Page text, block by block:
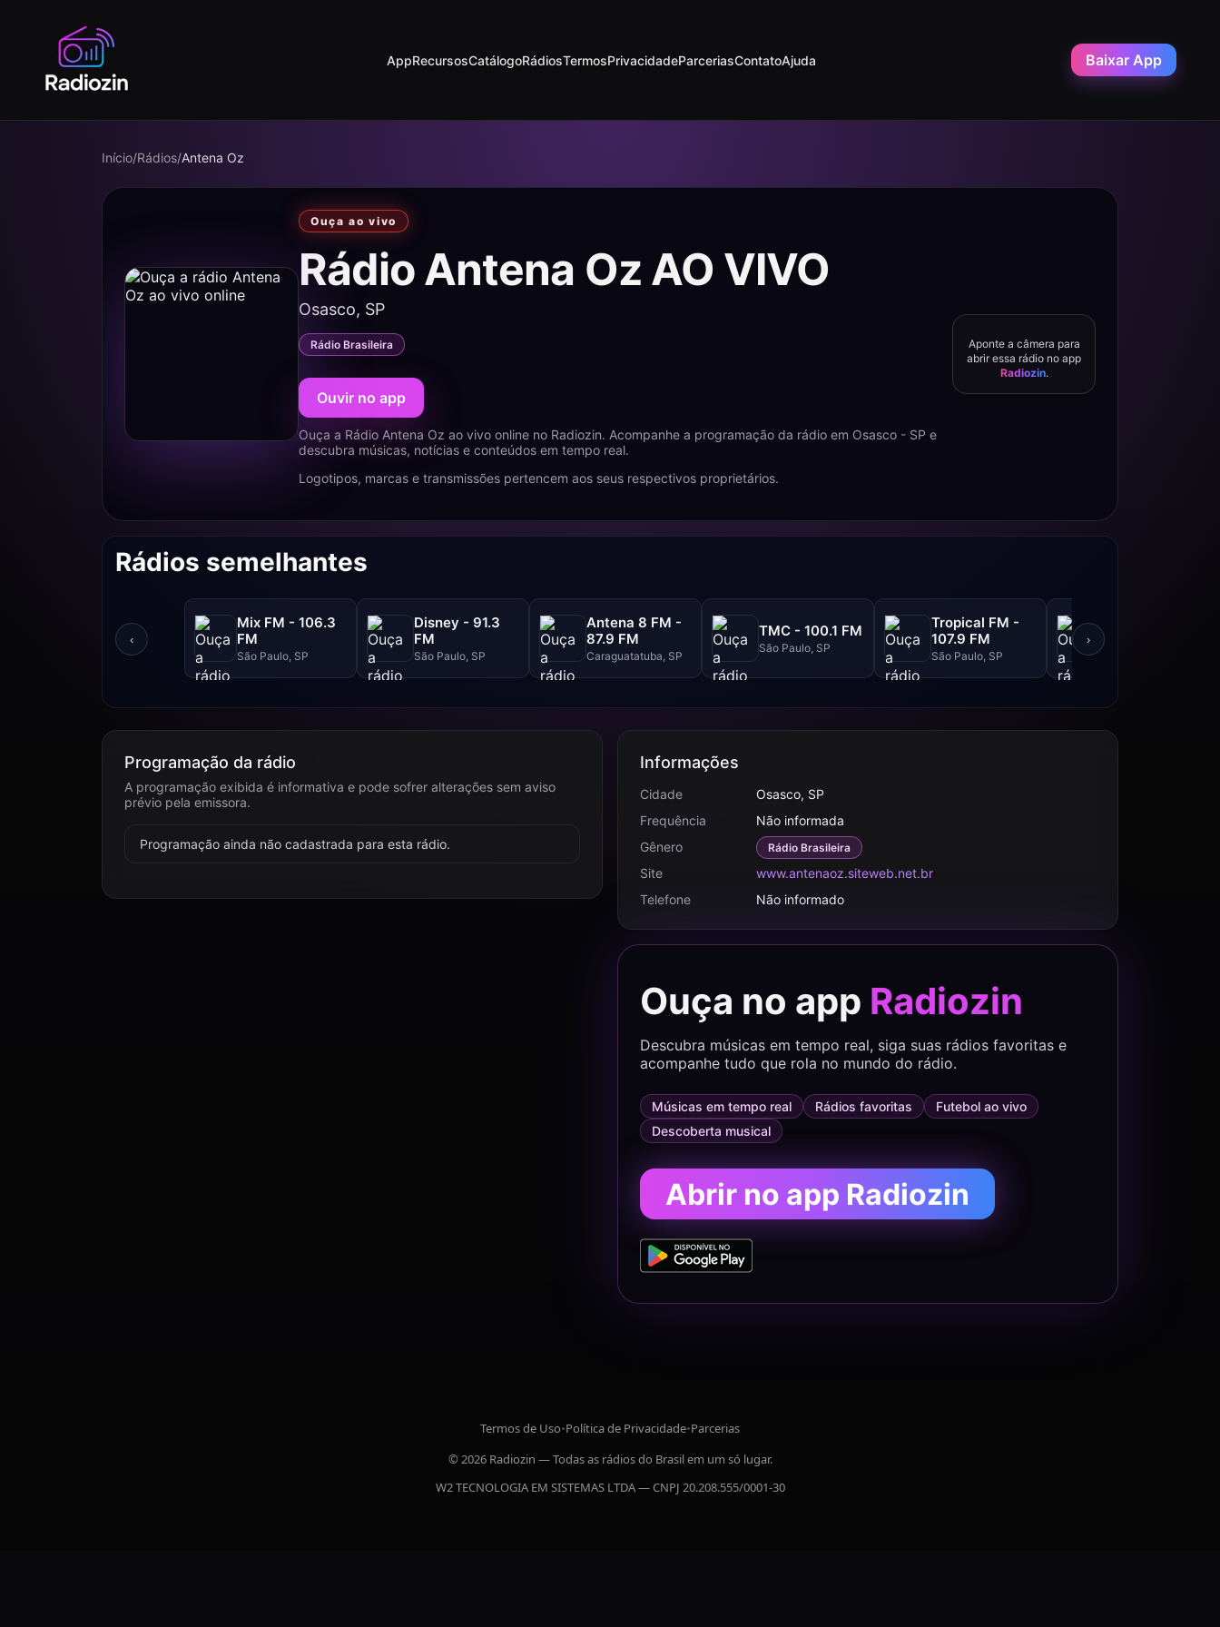
AppRecursosCatálogoRádiosTermosPrivacidadeParceriasContatoAjuda Baixar App
Início/Rádios/Antena Oz
Ouça ao vivo
Rádio Antena Oz AO VIVO
Osasco, SP
Rádio Brasileira
Ouvir no app
Ouça a Rádio Antena Oz ao vivo online no Radiozin. Acompanhe a programação da rádio em Osasco - SP e
descubra músicas, notícias e conteúdos em tempo real.
Logotipos, marcas e transmissões pertencem aos seus respectivos proprietários.
Aponte a câmera para
abrir essa rádio no app
Radiozin.
Rádios semelhantes
‹
Mix FM - 106.3
FM
São Paulo, SP
Disney - 91.3
FM
São Paulo, SP
Antena 8 FM -
87.9 FM
Caraguatatuba, SP
TMC - 100.1 FM
São Paulo, SP
Tropical FM -
107.9 FM
São Paulo, SP
FM
São Paulo, SP
›
Programação da rádio
A programação exibida é informativa e pode sofrer alterações sem aviso
prévio pela emissora.
Programação ainda não cadastrada para esta rádio.
Informações
Cidade
Osasco, SP
Frequência
Não informada
Gênero
Rádio Brasileira
Site
www.antenaoz.siteweb.net.br
Telefone
Não informado
Ouça no app Radiozin
Descubra músicas em tempo real, siga suas rádios favoritas e
acompanhe tudo que rola no mundo do rádio.
Músicas em tempo real Rádios favoritas
Futebol ao vivo
Descoberta musical
Abrir no app Radiozin
Termos de Uso•Política de Privacidade•Parcerias
© 2026 Radiozin — Todas as rádios do Brasil em um só lugar.
W2 TECNOLOGIA EM SISTEMAS LTDA — CNPJ 20.208.555/0001-30